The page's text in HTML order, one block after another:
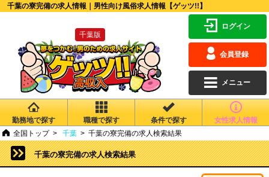
千葉の寮完備の求人情報｜男性向け風俗求人情報【ゲッツ!!】
千葉版
ログイン
会員登録
メニュー
勤務地で探す 職種で探す 条件で探す 女性求人情報
全国トップ 千葉 千葉の寮完備の求人検索結果
千葉の寮完備の求人検索結果